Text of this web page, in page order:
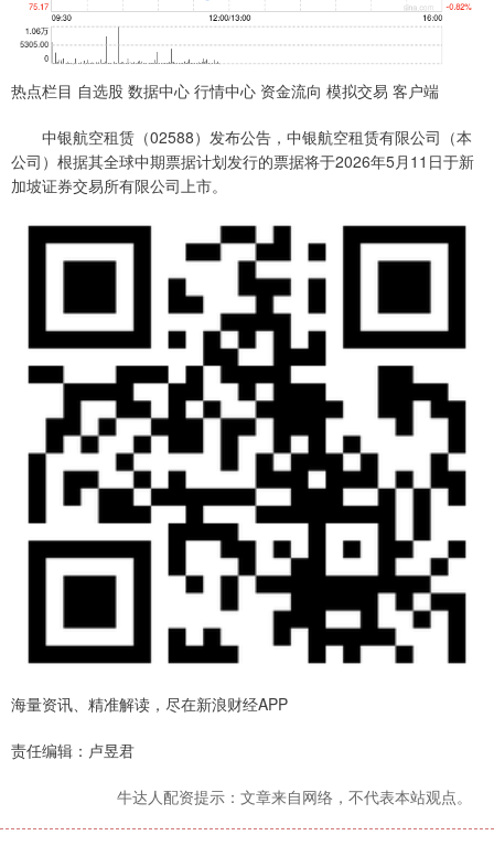
热点栏目 自选股 数据中心 行情中心 资金流向 模拟交易 客户端
中银航空租赁（02588）发布公告，中银航空租赁有限公司（本
公司）根据其全球中期票据计划发行的票据将于2026年5月11日于新
加坡证券交易所有限公司上市。
海量资讯、精准解读，尽在新浪财经APP
责任编辑：卢昱君
牛达人配资提示：文章来自网络，不代表本站观点。